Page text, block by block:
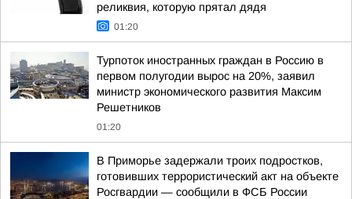
реликвия, которую прятал дядя
01:20
Турпоток иностранных граждан в Россию в
первом полугодии вырос на 20%, заявил
министр экономического развития Максим
Решетников
01:20
В Приморье задержали троих подростков,
готовивших террористический акт на объекте
Росгвардии — сообщили в ФСБ России